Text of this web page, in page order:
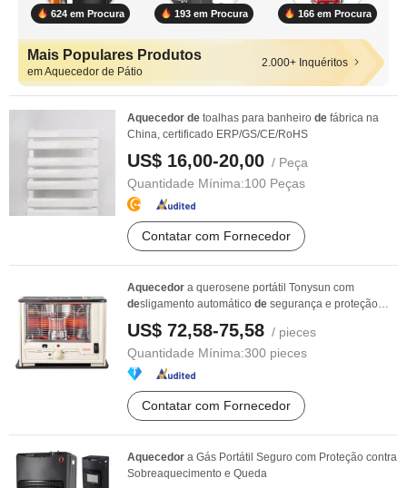
624 em Procura 193 em Procura 166 em Procura
Mais Populares Produtos
em Aquecedor de Pátio
2.000+ Inquéritos
Aquecedor de toalhas para banheiro de fábrica na
China, certificado ERP/GS/CE/RoHS
US$ 16,00-20,00 / Peça
Quantidade Mínima:100 Peças
Contatar com Fornecedor
Aquecedor a querosene portátil Tonysun com
desligamento automático de segurança e proteção
contra ...
US$ 72,58-75,58 / pieces
Quantidade Mínima:300 pieces
Contatar com Fornecedor
Aquecedor a Gás Portátil Seguro com Proteção contra
Sobreaquecimento e Queda